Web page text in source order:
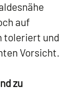
auf
toleriert und
Vorsicht.
zu